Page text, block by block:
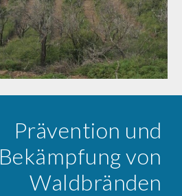
Prävention und
Bekämpfung von
Waldbränden